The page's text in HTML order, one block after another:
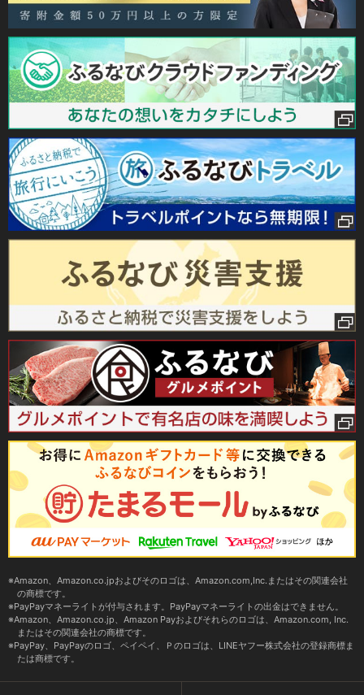
Amazon、Amazon.co.jpおよびそのロゴは、Amazon.com,Inc.またはその関連会社
の商標です。
PayPayマネーライトが付与されます。PayPayマネーライトの出金はできません。
Amazon、Amazon.co.jp、Amazon Payおよびそれらのロゴは、Amazon.com, Inc.
またはその関連会社の商標です。
PayPay、PayPayのロゴ、ペイペイ、Ｐのロゴは、LINEヤフー株式会社の登録商標ま
たは商標です。